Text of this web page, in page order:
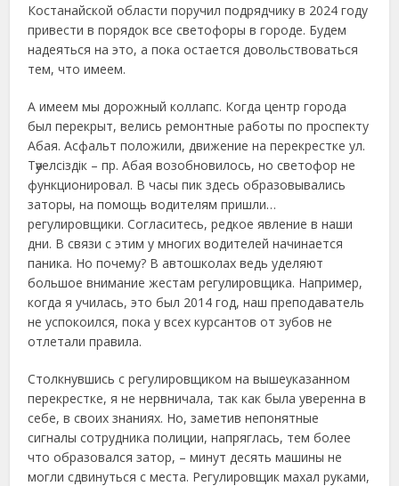
Костанайской области поручил подрядчику в 2024 году
привести в порядок все светофоры в городе. Будем
надеяться на это, а пока остается довольствоваться
тем, что имеем.
А имеем мы дорожный коллапс. Когда центр города
был перекрыт, велись ремонтные работы по проспекту
Абая. Асфальт положили, движение на перекрестке ул.
Тәуелсіздік – пр. Абая возобновилось, но светофор не
функционировал. В часы пик здесь образовывались
заторы, на помощь водителям пришли…
регулировщики. Согласитесь, редкое явление в наши
дни. В связи с этим у многих водителей начинается
паника. Но почему? В автошколах ведь уделяют
большое внимание жестам регулировщика. Например,
когда я училась, это был 2014 год, наш преподаватель
не успокоился, пока у всех курсантов от зубов не
отлетали правила.
Столкнувшись с регулировщиком на вышеуказанном
перекрестке, я не нервничала, так как была уверенна в
себе, в своих знаниях. Но, заметив непонятные
сигналы сотрудника полиции, напряглась, тем более
что образовался затор, – минут десять машины не
могли сдвинуться с места. Регулировщик махал руками,